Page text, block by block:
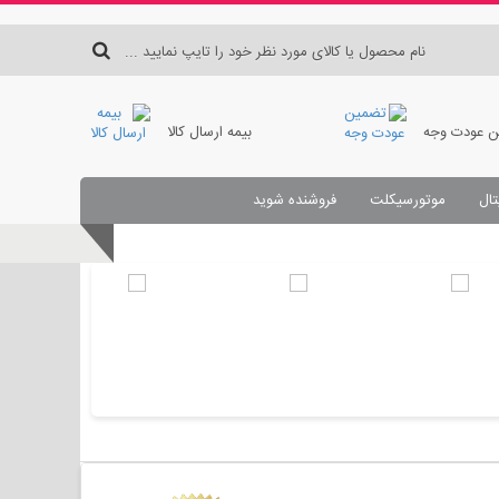
عودت وجه بیمه ارسال کالا
موتورسیکلت
فروشنده شوید